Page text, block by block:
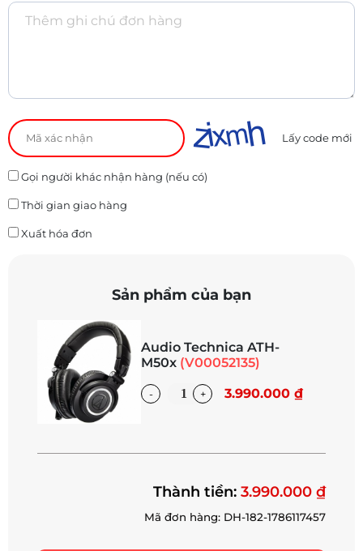
Lấy code mới
Gọi người khác nhận hàng (nếu có)
Thời gian giao hàng
Xuất hóa đơn
Sản phẩm của bạn
Audio Technica ATH-
M50x (V00052135)
3.990.000 ₫
Thành tiền: 3.990.000 ₫
Mã đơn hàng: DH-182-1786117457